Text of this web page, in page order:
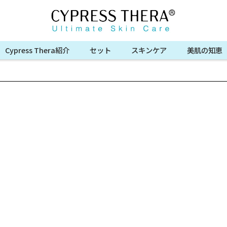
Cypress Thera紹介 セット スキンケア 美肌の知恵